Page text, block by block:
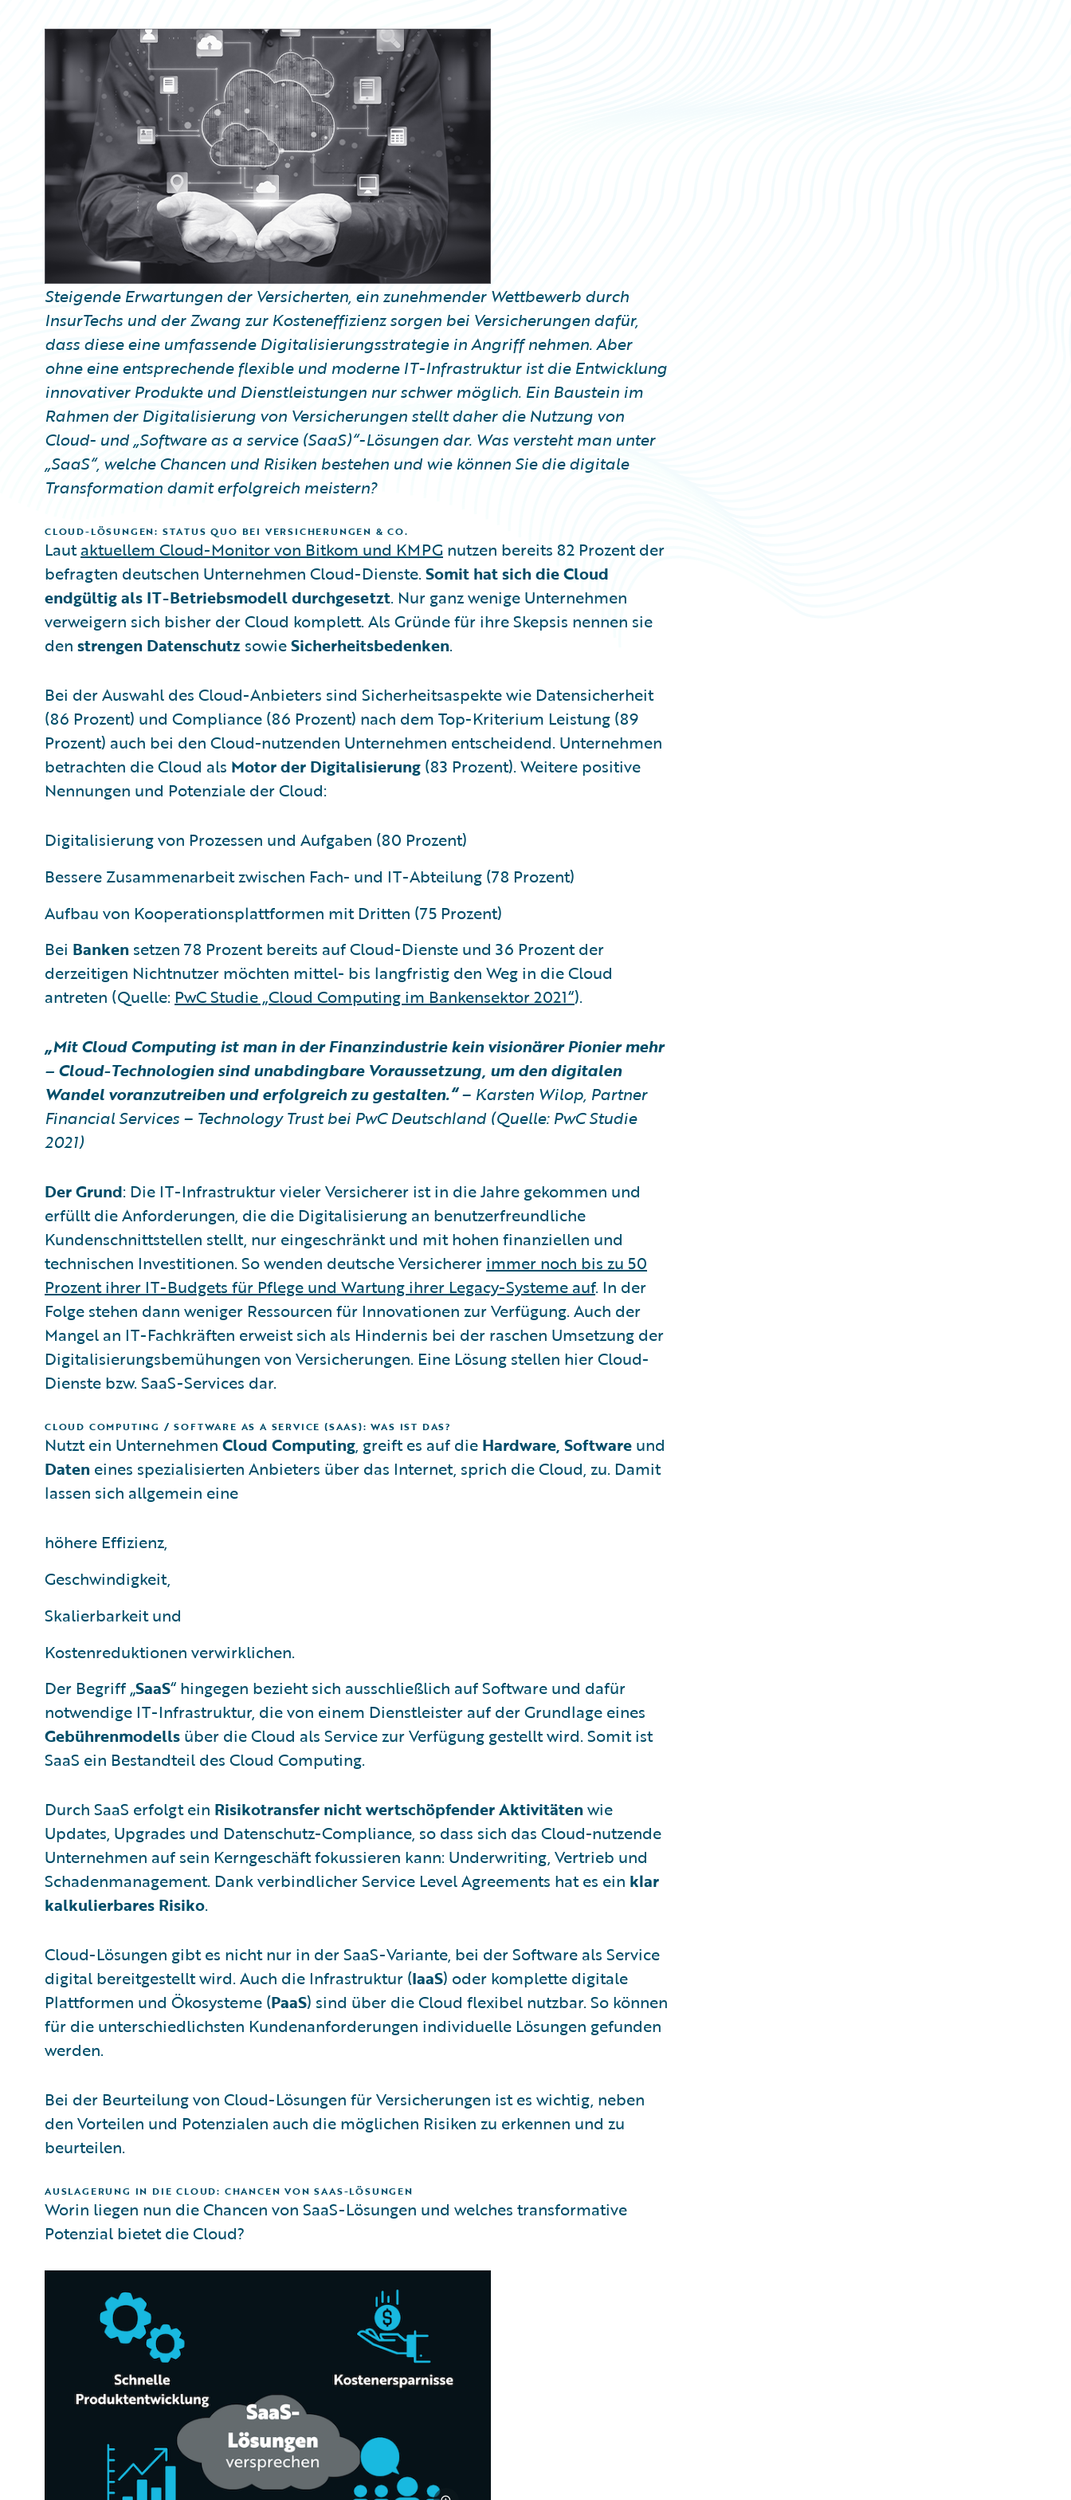
Steigende Erwartungen der Versicherten, ein zunehmender Wettbewerb durch
InsurTechs und der Zwang zur Kosteneffizienz sorgen bei Versicherungen dafür,
dass diese eine umfassende Digitalisierungsstrategie in Angriff nehmen. Aber
ohne eine entsprechende flexible und moderne IT-Infrastruktur ist die Entwicklung
innovativer Produkte und Dienstleistungen nur schwer möglich. Ein Baustein im
Rahmen der Digitalisierung von Versicherungen stellt daher die Nutzung von
Cloud- und „Software as a service (SaaS)“-Lösungen dar. Was versteht man unter
„SaaS“, welche Chancen und Risiken bestehen und wie können Sie die digitale
Transformation damit erfolgreich meistern?
CLOUD-LÖSUNGEN: STATUS QUO BEI VERSICHERUNGEN & CO.
Lautaktuellem Cloud-Monitor von Bitkom und KMPG nutzen bereits 82 Prozent der
befragten deutschen Unternehmen Cloud-Dienste. Somit hat sich die Cloud
endgültig als IT-Betriebsmodell durchgesetzt. Nur ganz wenige Unternehmen
verweigern sich bisher der Cloud komplett. Als Gründe für ihre Skepsis nennen sie
den strengen Datenschutz sowieSicherheitsbedenken.
Bei der Auswahl des Cloud-Anbieters sind Sicherheitsaspekte wie Datensicherheit
(86 Prozent) und Compliance (86 Prozent) nach dem Top-Kriterium Leistung (89
Prozent) auch bei den Cloud-nutzenden Unternehmen entscheidend. Unternehmen
betrachten die Cloud als Motor der Digitalisierung (83 Prozent). Weitere positive
Nennungen und Potenziale der Cloud:
Digitalisierung von Prozessen und Aufgaben (80 Prozent)
Bessere Zusammenarbeit zwischen Fach- und IT-Abteilung (78 Prozent)
Aufbau von Kooperationsplattformen mit Dritten (75 Prozent)
Bei Banken setzen 78 Prozent bereits auf Cloud-Dienste und 36 Prozent der
derzeitigen Nichtnutzer möchten mittel- bis langfristig den Weg in die Cloud
antreten (Quelle: PwC Studie „Cloud Computing im Bankensektor 2021“).
„Mit Cloud Computing ist man in der Finanzindustrie kein visionärer Pionier mehr
– Cloud-Technologien sind unabdingbare Voraussetzung, um den digitalen
Wandel voranzutreiben und erfolgreich zu gestalten.“– Karsten Wilop, Partner
Financial Services – Technology Trust bei PwC Deutschland (Quelle: PwC Studie
2021)
Der Grund: Die IT-Infrastruktur vieler Versicherer ist in die Jahre gekommen und
erfüllt die Anforderungen, die die Digitalisierung an benutzerfreundliche
Kundenschnittstellen stellt, nur eingeschränkt und mit hohen finanziellen und
technischen Investitionen. So wenden deutsche Versicherer immer noch bis zu 50
Prozent ihrer IT-Budgets für Pflege und Wartung ihrer Legacy-Systeme auf. In der
Folge stehen dann weniger Ressourcen für Innovationen zur Verfügung. Auch der
Mangel an IT-Fachkräften erweist sich als Hindernis bei der raschen Umsetzung der
Digitalisierungsbemühungen von Versicherungen. Eine Lösung stellen hier Cloud-
Dienste bzw. SaaS-Services dar.
CLOUD COMPUTING / SOFTWARE AS A SERVICE (SAAS): WAS IST DAS?
Nutzt ein Unternehmen Cloud Computing, greift es auf die Hardware, Software und
Daten eines spezialisierten Anbieters über das Internet, sprich die Cloud, zu. Damit
lassen sich allgemein eine
höhere Effizienz,
Geschwindigkeit,
Skalierbarkeit und
Kostenreduktionen verwirklichen.
Der Begriff „SaaS“ hingegen bezieht sich ausschließlich auf Software und dafür
notwendige IT-Infrastruktur, die von einem Dienstleister auf der Grundlage eines
Gebührenmodells über die Cloud als Service zur Verfügung gestellt wird. Somit ist
SaaS ein Bestandteil des Cloud Computing.
Durch SaaS erfolgt ein Risikotransfer nicht wertschöpfender Aktivitätenwie
Updates, Upgrades und Datenschutz-Compliance, so dass sich das Cloud-nutzende
Unternehmen auf sein Kerngeschäft fokussieren kann: Underwriting, Vertrieb und
Schadenmanagement. Dank verbindlicher Service Level Agreements hat es ein klar
kalkulierbares Risiko.
Cloud-Lösungen gibt es nicht nur in der SaaS-Variante, bei der Software als Service
digital bereitgestellt wird. Auch die Infrastruktur (IaaS) oder komplette digitale
Plattformen und Ökosysteme (PaaS) sind über die Cloud flexibel nutzbar. So können
für die unterschiedlichsten Kundenanforderungen individuelle Lösungen gefunden
werden.
Bei der Beurteilung von Cloud-Lösungen für Versicherungen ist es wichtig, neben
den Vorteilen und Potenzialen auch die möglichen Risiken zu erkennen und zu
beurteilen.
AUSLAGERUNG IN DIE CLOUD: CHANCEN VON SAAS-LÖSUNGEN
Worin liegen nun die Chancen von SaaS-Lösungen und welches transformative
Potenzial bietet die Cloud?